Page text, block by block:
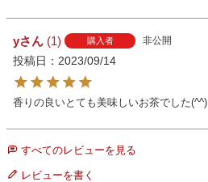
y 1 購入者 非公開
投稿日 2023/09/14
香りの良いとても美味しいお茶でした(^^)
すべてのレビューを見る
レビューを書く